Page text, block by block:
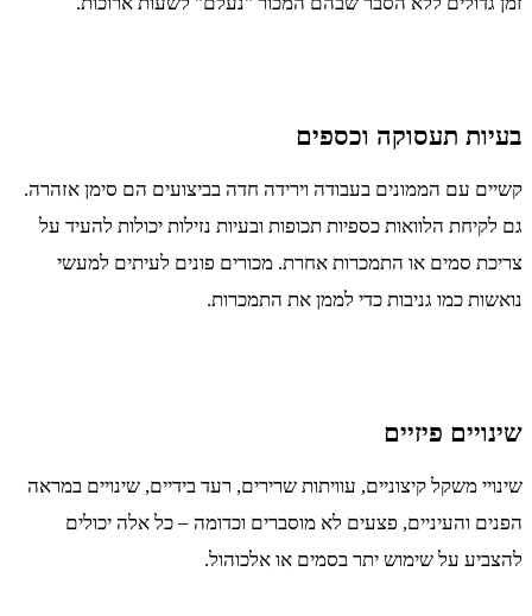
בעיות תעסוקה וכספים
קשיים עם הממונים בעבודה וירידה חדה בביצועים הם סימן אזהרה.
גם לקיחת הלוואות כספיות תכופות ובעיות נזילות יכולות להעיד על
צריכת סמים או התמכרות אחרת. מכורים פונים לעיתים למעשי
נואשות כמו גניבות כדי לממן את התמכרות.
שינויים פיזיים
שינויי משקל קיצוניים, עוויתות שרירים, רעד בידיים, שינויים במראה
הפנים והעיניים, פצעים לא מוסברים וכדומה – כל אלה יכולים
להצביע על שימוש יתר בסמים או אלכוהול.